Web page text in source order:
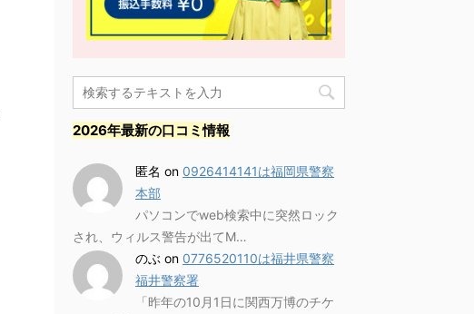
2026年最新の口コミ情報
匿名 on 0926414141は福岡県警察
本部
パソコンでweb検索中に突然ロック
され、ウィルス警告が出てM…
のぶ on 0776520110は福井県警察
福井警察署
「昨年の10月1日に関西万博のチケ